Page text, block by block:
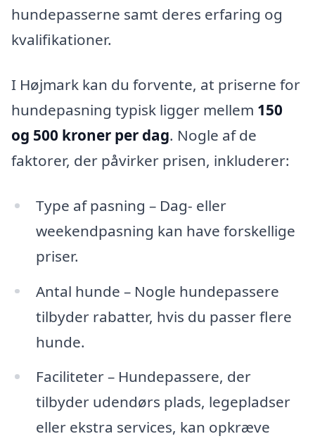
hundepasserne samt deres erfaring og
kvalifikationer.
I Højmark kan du forvente, at priserne for
hundepasning typisk ligger mellem 150
og 500 kroner per dag. Nogle af de
faktorer, der påvirker prisen, inkluderer:
Type af pasning – Dag- eller
weekendpasning kan have forskellige
priser.
Antal hunde – Nogle hundepassere
tilbyder rabatter, hvis du passer flere
hunde.
Faciliteter – Hundepassere, der
tilbyder udendørs plads, legepladser
eller ekstra services, kan opkræve